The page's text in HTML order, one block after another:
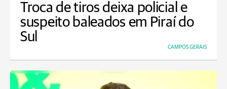
Troca de tiros deixa policial e
suspeito baleados em Piraí do
Sul
CAMPOS GERAIS